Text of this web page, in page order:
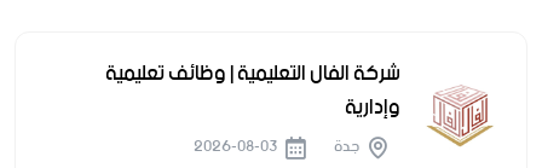
شركة الفال التعليمية | وظائف تعليمية
وإدارية
جدة